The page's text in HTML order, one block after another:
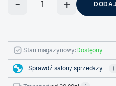
Stan magazynowy:Dostępny
Sprawdź salony sprzedaży